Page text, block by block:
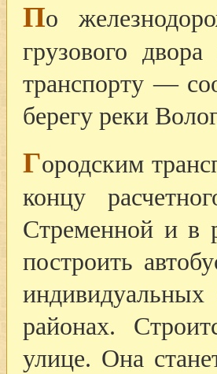
По
грузового
транспорту —
берегу реки
Городским
концу
Стременной и в
построить
районах.
улице. Она